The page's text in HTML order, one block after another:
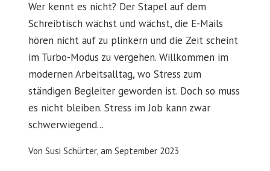
Wer kennt es nicht? Der Stapel auf dem
Schreibtisch wächst und wächst, die E-Mails
hören nicht auf zu plinkern und die Zeit scheint
im Turbo-Modus zu vergehen. Willkommen im
modernen Arbeitsalltag, wo Stress zum
ständigen Begleiter geworden ist. Doch so muss
es nicht bleiben. Stress im Job kann zwar
schwerwiegend...
VonSusi Schürter, amSeptember 2023